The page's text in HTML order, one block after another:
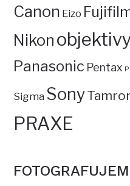
Canon Eizo
Nikon
Panasonic Pentax
Sigma Sony
PRAXE